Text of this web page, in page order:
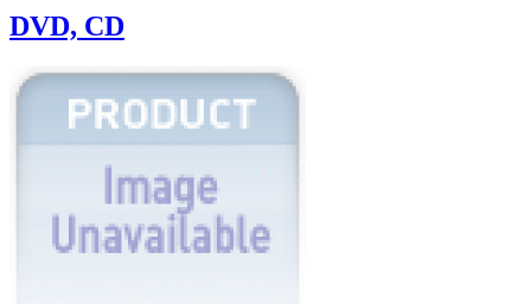
DVD, CD